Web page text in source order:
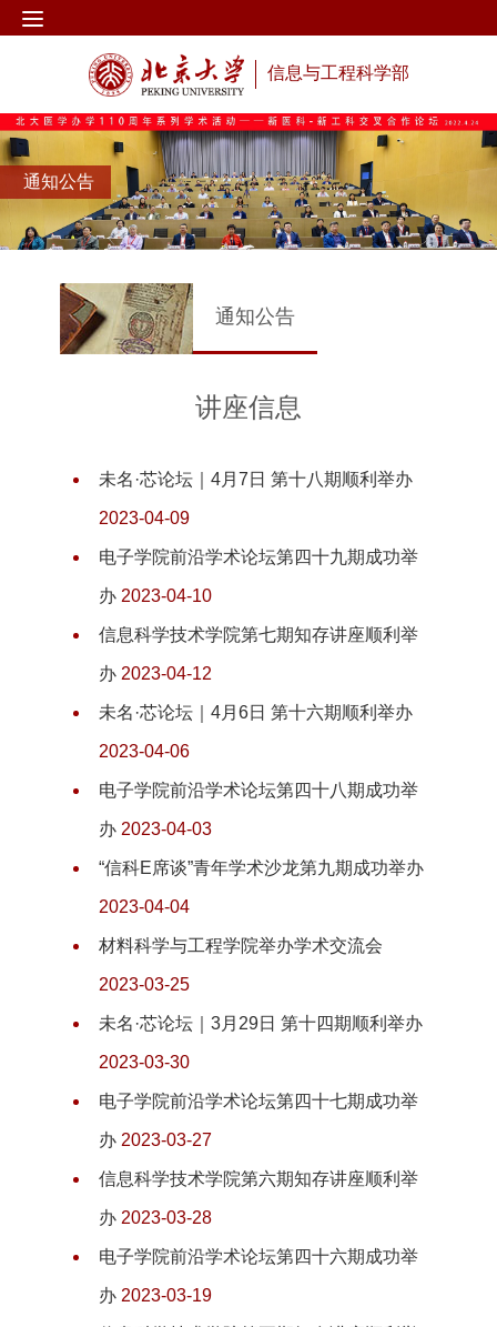
信息与工程科学部
通知公告
通知公告
讲座信息
未名·芯论坛｜4月7日 第十八期顺利举办
2023-04-09
电子学院前沿学术论坛第四十九期成功举
办 2023-04-10
信息科学技术学院第七期知存讲座顺利举
办 2023-04-12
未名·芯论坛｜4月6日 第十六期顺利举办
2023-04-06
电子学院前沿学术论坛第四十八期成功举
办 2023-04-03
“信科E席谈”青年学术沙龙第九期成功举办
2023-04-04
材料科学与工程学院举办学术交流会
2023-03-25
未名·芯论坛｜3月29日 第十四期顺利举办
2023-03-30
电子学院前沿学术论坛第四十七期成功举
办 2023-03-27
信息科学技术学院第六期知存讲座顺利举
办 2023-03-28
电子学院前沿学术论坛第四十六期成功举
办 2023-03-19